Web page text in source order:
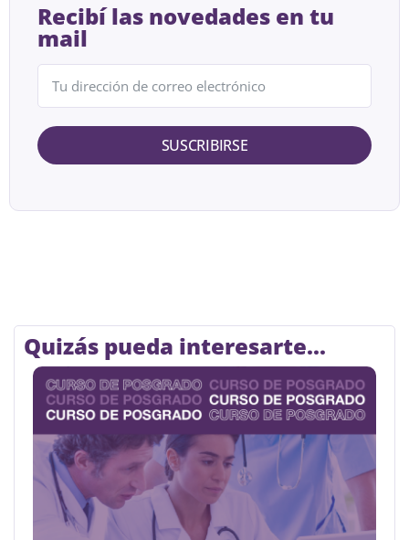
Recibí las novedades en tu
mail
SUSCRIBIRSE
Quizás pueda interesarte...